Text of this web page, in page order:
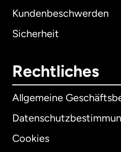
Kundenbeschwerden
Sicherheit
Rechtliches
Allgemeine
Cookies